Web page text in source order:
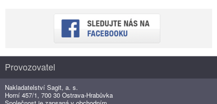
Provozovatel
Nakladatelství Sagit, a. s.
Horní 457/1, 700 30 Ostrava-Hrabůvka